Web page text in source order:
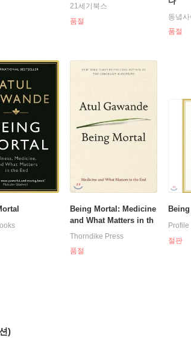
21세기북스
품절
동녘
품절
Being Mortal: Medicine
and What Matters in th
e End
Thorndike Press
품절
절판
)